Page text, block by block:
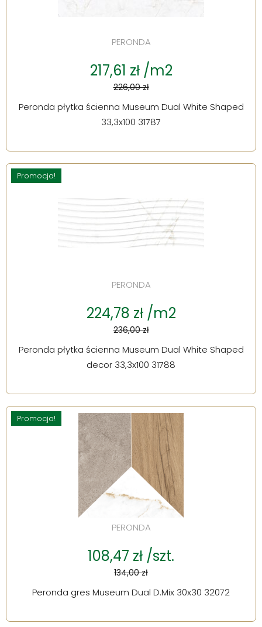
PERONDA
217,61 zł /m2
226,00 zł
Peronda płytka ścienna Museum Dual White Shaped
33,3x100 31787
Promocja!
PERONDA
224,78 zł /m2
236,00 zł
Peronda płytka ścienna Museum Dual White Shaped
decor 33,3x100 31788
Promocja!
PERONDA
108,47 zł /szt.
134,00 zł
Peronda gres Museum Dual D.Mix 30x30 32072